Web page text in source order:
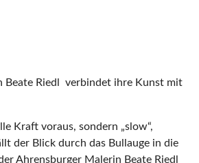
Beate Riedl verbindet ihre Kunst mit
Kraft voraus, sondern „slow“,
der Blick durch das Bullauge in die
Ahrensburger Malerin Beate Riedl